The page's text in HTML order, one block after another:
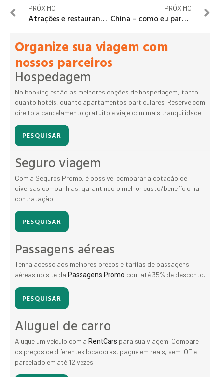
PRÓXIMO
Atrações e restaurantes em Nova Iorque
PRÓXIMO
China – como eu parei do outro lado do mundo
Organize sua viagem com
nossos parceiros
Hospedagem
No booking estão as melhores opções de hospedagem, tanto
quanto hotéis, quanto apartamentos particulares. Reserve com
direito a cancelamento gratuito e viaje com mais tranquilidade.
PESQUISAR
Seguro viagem
Com a Seguros Promo, é possível comparar a cotação de
diversas companhias, garantindo o melhor custo/benefício na
contratação.
PESQUISAR
Passagens aéreas
Tenha acesso aos melhores preços e tarifas de passagens
aéreas no site da Passagens Promo com até 35% de desconto.
PESQUISAR
Aluguel de carro
Alugue um veículo com a RentCars para sua viagem. Compare
os preços de diferentes locadoras, pague em reais, sem IOF e
parcelado em até 12 vezes.